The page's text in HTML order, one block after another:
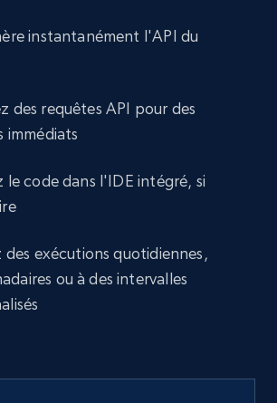
instantanément l'API du
des requêtes API pour des
immédiats
le code dans l'IDE intégré, si
des exécutions quotidiennes,
ou à des intervalles